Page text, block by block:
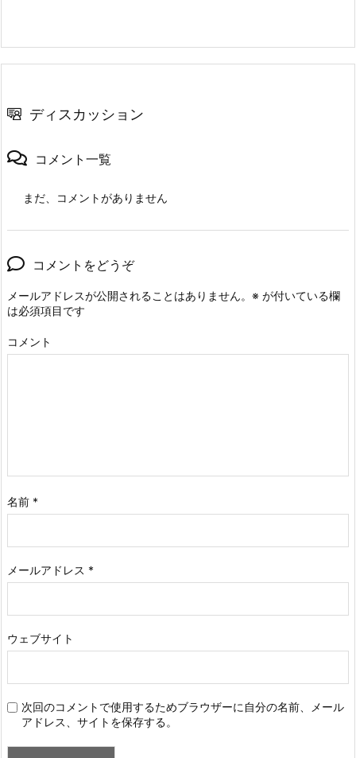
ディスカッション
コメント一覧
まだ、コメントがありません
コメントをどうぞ
メールアドレスが公開されることはありません。 ※ が付いている欄
は必須項目です
コメント
名前 *
メールアドレス *
ウェブサイト
次回のコメントで使用するためブラウザーに自分の名前、メール
アドレス、サイトを保存する。